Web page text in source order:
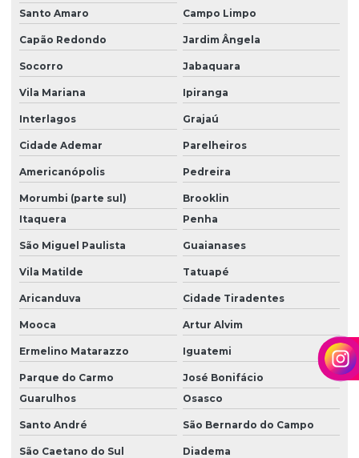
Escavação e aterro
Escavação construção civil
Escavação terraplenagem
Escavação de terreno
Escavações e terraplanagens
Espalhamento e nivelamento de terras
Execução de terraplenagem
Fornecedor de terra
Fornecimento de terra para aterro
Limpeza de terreno
Locação de escavadeira
Locação de máquinas
Locação de mini carregadeira
Locação de rolo compactador
Movimentação de terra corte e aterro
Nivelamento de terra
Santo Amaro
Campo Limpo
Capão Redondo Jardim Ângela
Socorro Jabaquara
Vila Mariana Ipiranga
Interlagos Grajaú
Cidade Ademar Parelheiros
Americanópolis Pedreira
Morumbi (parte sul)
Brooklin
Itaquera
Penha
São Miguel Paulista Guaianases
Vila Matilde Tatuapé
Aricanduva Cidade Tiradentes
Mooca Artur Alvim
Ermelino Matarazzo Iguatemi
Parque do Carmo
José Bonifácio
Guarulhos
Osasco
Santo André São Bernardo do Campo
São Caetano do Sul Diadema